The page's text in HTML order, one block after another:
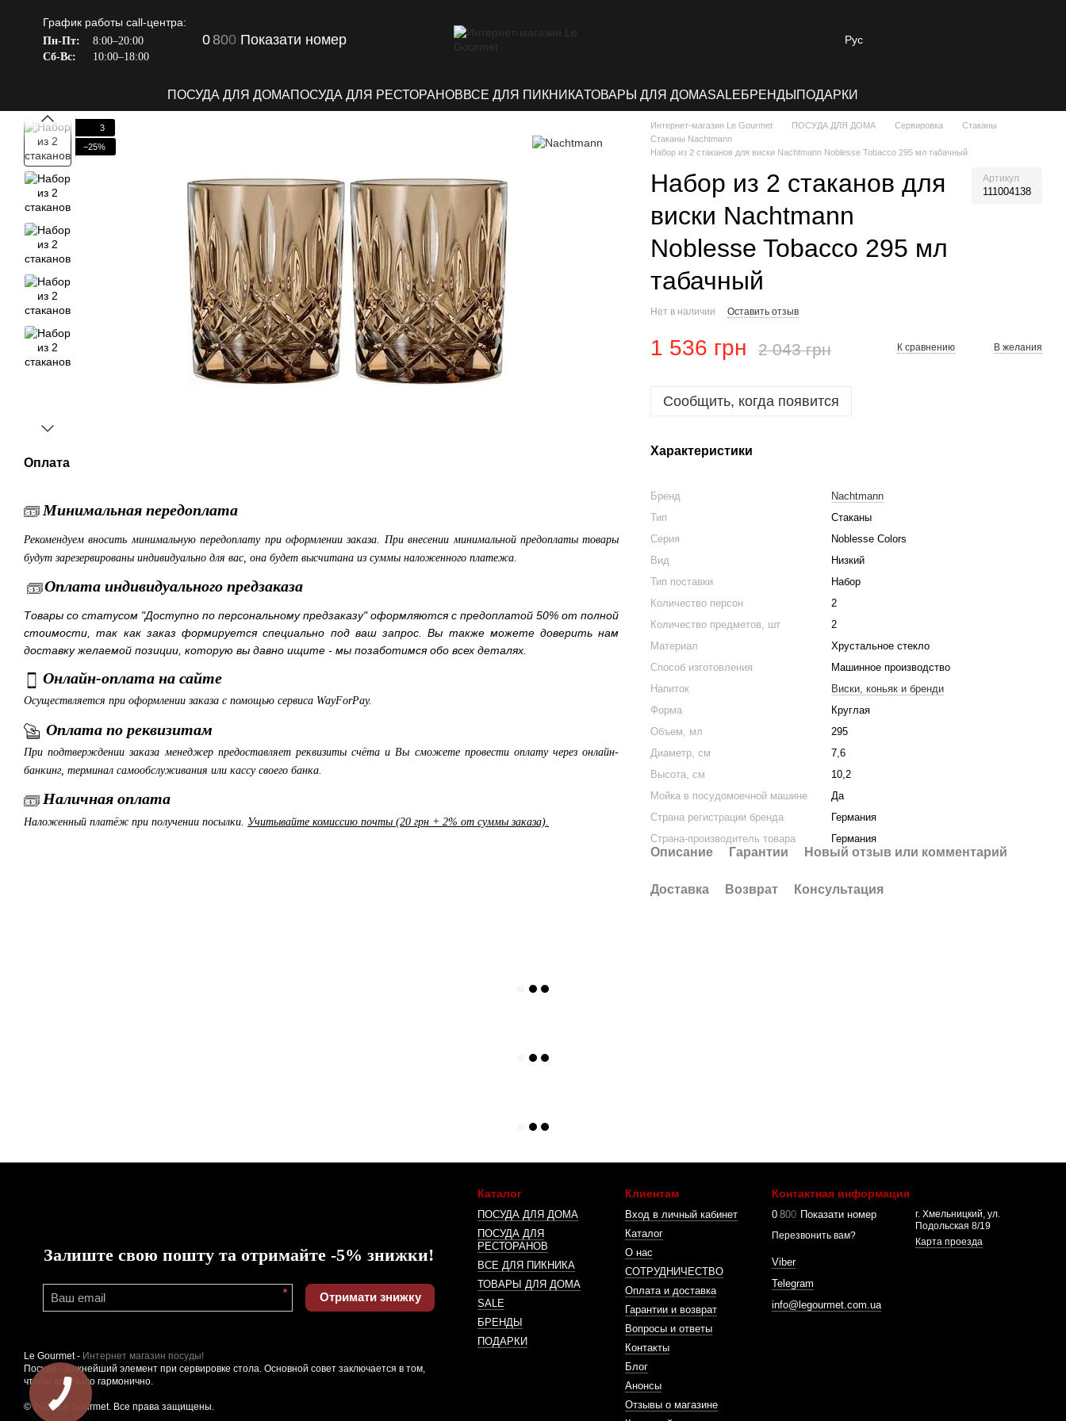
График работы call-центра:
Пн-Пт:
8:00–20:00
Сб-Вс:
10:00–18:00
0800 Показати номер Рус
ПОСУДА ДЛЯ ДОМАПОСУДА ДЛЯ РЕСТОРАНОВВСЕ ДЛЯ ПИКНИКАТОВАРЫ ДЛЯ ДОМАSALEБРЕНДЫ ПОДАРКИ
3
−25%
Оплата
Минимальная передоплата
Рекомендуем вносить минимальную передоплату при оформлении заказа. При внесении минимальной предоплаты товары
будут зарезервированы индивидуально для вас, она будет высчитана из суммы наложенного платежа.
Оплата индивидуального предзаказа
Товары со статусом "Доступно по персональному предзаказу" оформляются с предоплатой 50% от полной
стоимости, так как заказ формируется специально под ваш запрос. Вы также можете доверить нам
доставку желаемой позиции, которую вы давно ищите - мы позаботимся обо всех деталях.
Онлайн-оплата на сайте
Осуществляется при оформлении заказа с помощью сервиса WayForPay.
Оплата по реквизитам
При подтверждении заказа менеджер предоставляет реквизиты счёта и Вы сможете провести оплату через онлайн-
банкинг, терминал самообслуживания или кассу своего банка.
Наличная оплата
Наложенный платёж при получении посылки. Учитывайте комиссию почты (20 грн + 2% от суммы заказа).
Интернет-магазин Le Gourmet ПОСУДА ДЛЯ ДОМА Сервировка
Стаканы
Стаканы Nachtmann
Набор из 2 стаканов для виски Nachtmann Noblesse Tobacco 295 мл табачный
Набор из 2 стаканов для
виски Nachtmann
Noblesse Tobacco 295 мл
табачный
Артикул
111004138
Нет в наличии Оставить отзыв
1 536 грн 2 043 грн К сравнению В желания
Сообщить, когда появится
Характеристики
Бренд
Nachtmann
Тип
Стаканы
Серия
Noblesse Colors
Вид
Низкий
Тип поставки
Набор
Количество персон
2
Количество предметов, шт
2
Материал
Хрустальное стекло
Способ изготовления
Машинное производство
Напиток
Виски, коньяк и бренди
Форма
Круглая
Объем, мл
295
Диаметр, см
7,6
Высота, см
10,2
Мойка в посудомоечной машине
Да
Страна регистрации бренда
Германия
Страна-производитель товара
Германия
Описание Гарантии Новый отзыв или комментарий
Доставка Возврат Консультация
Залиште свою пошту та отримайте -5% знижки!
* Отримати знижку
Le Gourmet - Интернет магазин посуды!
Посуда - важнейший элемент при сервировке стола. Основной совет заключается в том,
чтобы все было гармонично.
© 2026 Le Gourmet. Все права защищены.
Каталог
ПОСУДА ДЛЯ ДОМА
ПОСУДА ДЛЯ
РЕСТОРАНОВ
ВСЕ ДЛЯ ПИКНИКА
ТОВАРЫ ДЛЯ ДОМА
SALE
БРЕНДЫ
ПОДАРКИ
Клиентам
Вход в личный кабинет
Каталог
О нас
СОТРУДНИЧЕСТВО
Оплата и доставка
Гарантии и возврат
Вопросы и ответы
Контакты
Блог
Анонсы
Отзывы о магазине
Контактная информация
0 800 Показати номер
Перезвонить вам?
Viber
Telegram
info@legourmet.com.ua
г. Хмельницкий, ул.
Подольская 8/19
Карта проезда